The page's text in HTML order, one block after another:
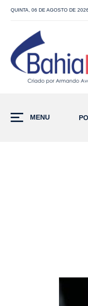
QUINTA, 06 DE AGOSTO DE 2026
MENU